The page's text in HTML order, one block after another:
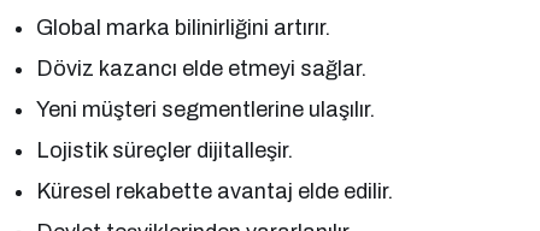
Global marka bilinirliğini artırır.
Döviz kazancı elde etmeyi sağlar.
Yeni müşteri segmentlerine ulaşılır.
Lojistik süreçler dijitalleşir.
Küresel rekabette avantaj elde edilir.